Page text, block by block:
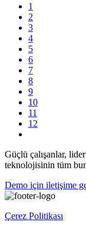
1
2
3
4
5
6
7
8
9
10
11
12
Güçlü çalışanlar,
teknolojisinin tüm
Demo için iletişime
Çerez Politikası